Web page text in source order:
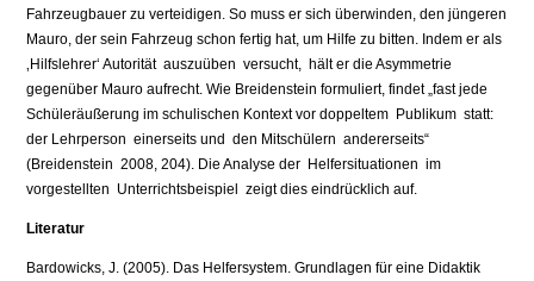
Fahrzeugbauer zu verteidigen. So muss er sich überwinden, den jüngeren
Mauro, der sein Fahrzeug schon fertig hat, um Hilfe zu bitten. Indem er als
‚Hilfslehrer‘ Autorität auszuüben versucht, hält er die Asymmetrie
gegenüber Mauro aufrecht. Wie Breidenstein formuliert, findet „fast jede
Schüleräußerung im schulischen Kontext vor doppeltem Publikum statt:
der Lehrperson einerseits und den Mitschülern andererseits“
(Breidenstein 2008, 204). Die Analyse der Helfersituationen im
vorgestellten Unterrichtsbeispiel zeigt dies eindrücklich auf.
Literatur
Bardowicks, J. (2005). Das Helfersystem. Grundlagen für eine Didaktik